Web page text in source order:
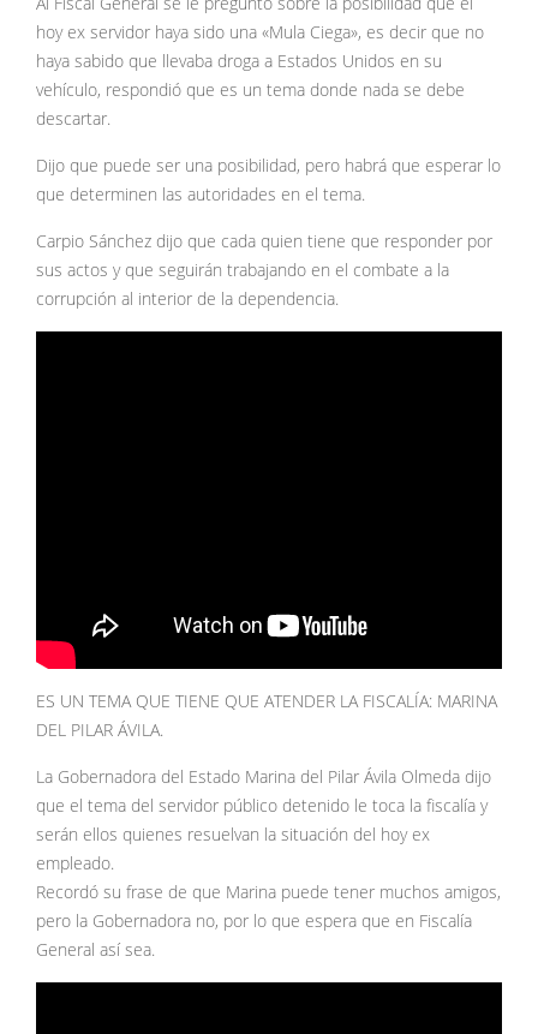
hoy ex servidor haya sido una «Mula Ciega», es decir que no
haya sabido que llevaba droga a Estados Unidos en su
vehículo, respondió que es un tema donde nada se debe
descartar.
Dijo que puede ser una posibilidad, pero habrá que esperar lo
que determinen las autoridades en el tema.
Carpio Sánchez dijo que cada quien tiene que responder por
sus actos y que seguirán trabajando en el combate a la
corrupción al interior de la dependencia.
ES UN TEMA QUE TIENE QUE ATENDER LA FISCALÍA: MARINA
DEL PILAR ÁVILA.
La Gobernadora del Estado Marina del Pilar Ávila Olmeda dijo
que el tema del servidor público detenido le toca la fiscalía y
serán ellos quienes resuelvan la situación del hoy ex
empleado.
Recordó su frase de que Marina puede tener muchos amigos,
pero la Gobernadora no, por lo que espera que en Fiscalía
General así sea.